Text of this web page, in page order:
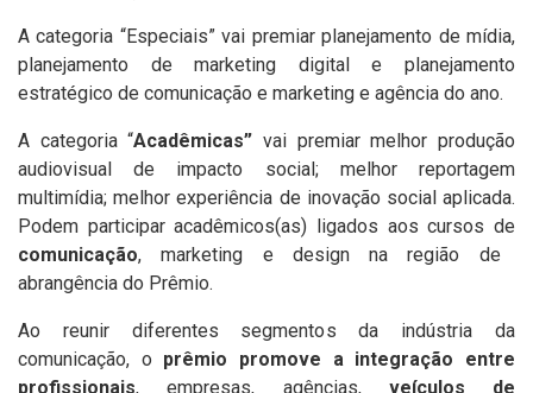
A categoria “Especiais” vai premiar planejamento de mídia,
planejamento de marketing digital e planejamento
estratégico de comunicação e marketing e agência do ano.
A categoria “Acadêmicas” vai premiar melhor produção
audiovisual de impacto social; melhor reportagem
multimídia; melhor experiência de inovação social aplicada.
Podem participar acadêmicos(as) ligados aos cursos de
comunicação, marketing e design na região de
abrangência do Prêmio.
Ao reunir diferentes segmentos da indústria da
comunicação, o prêmio promove a integração entre
profissionais, empresas, agências, veículos de